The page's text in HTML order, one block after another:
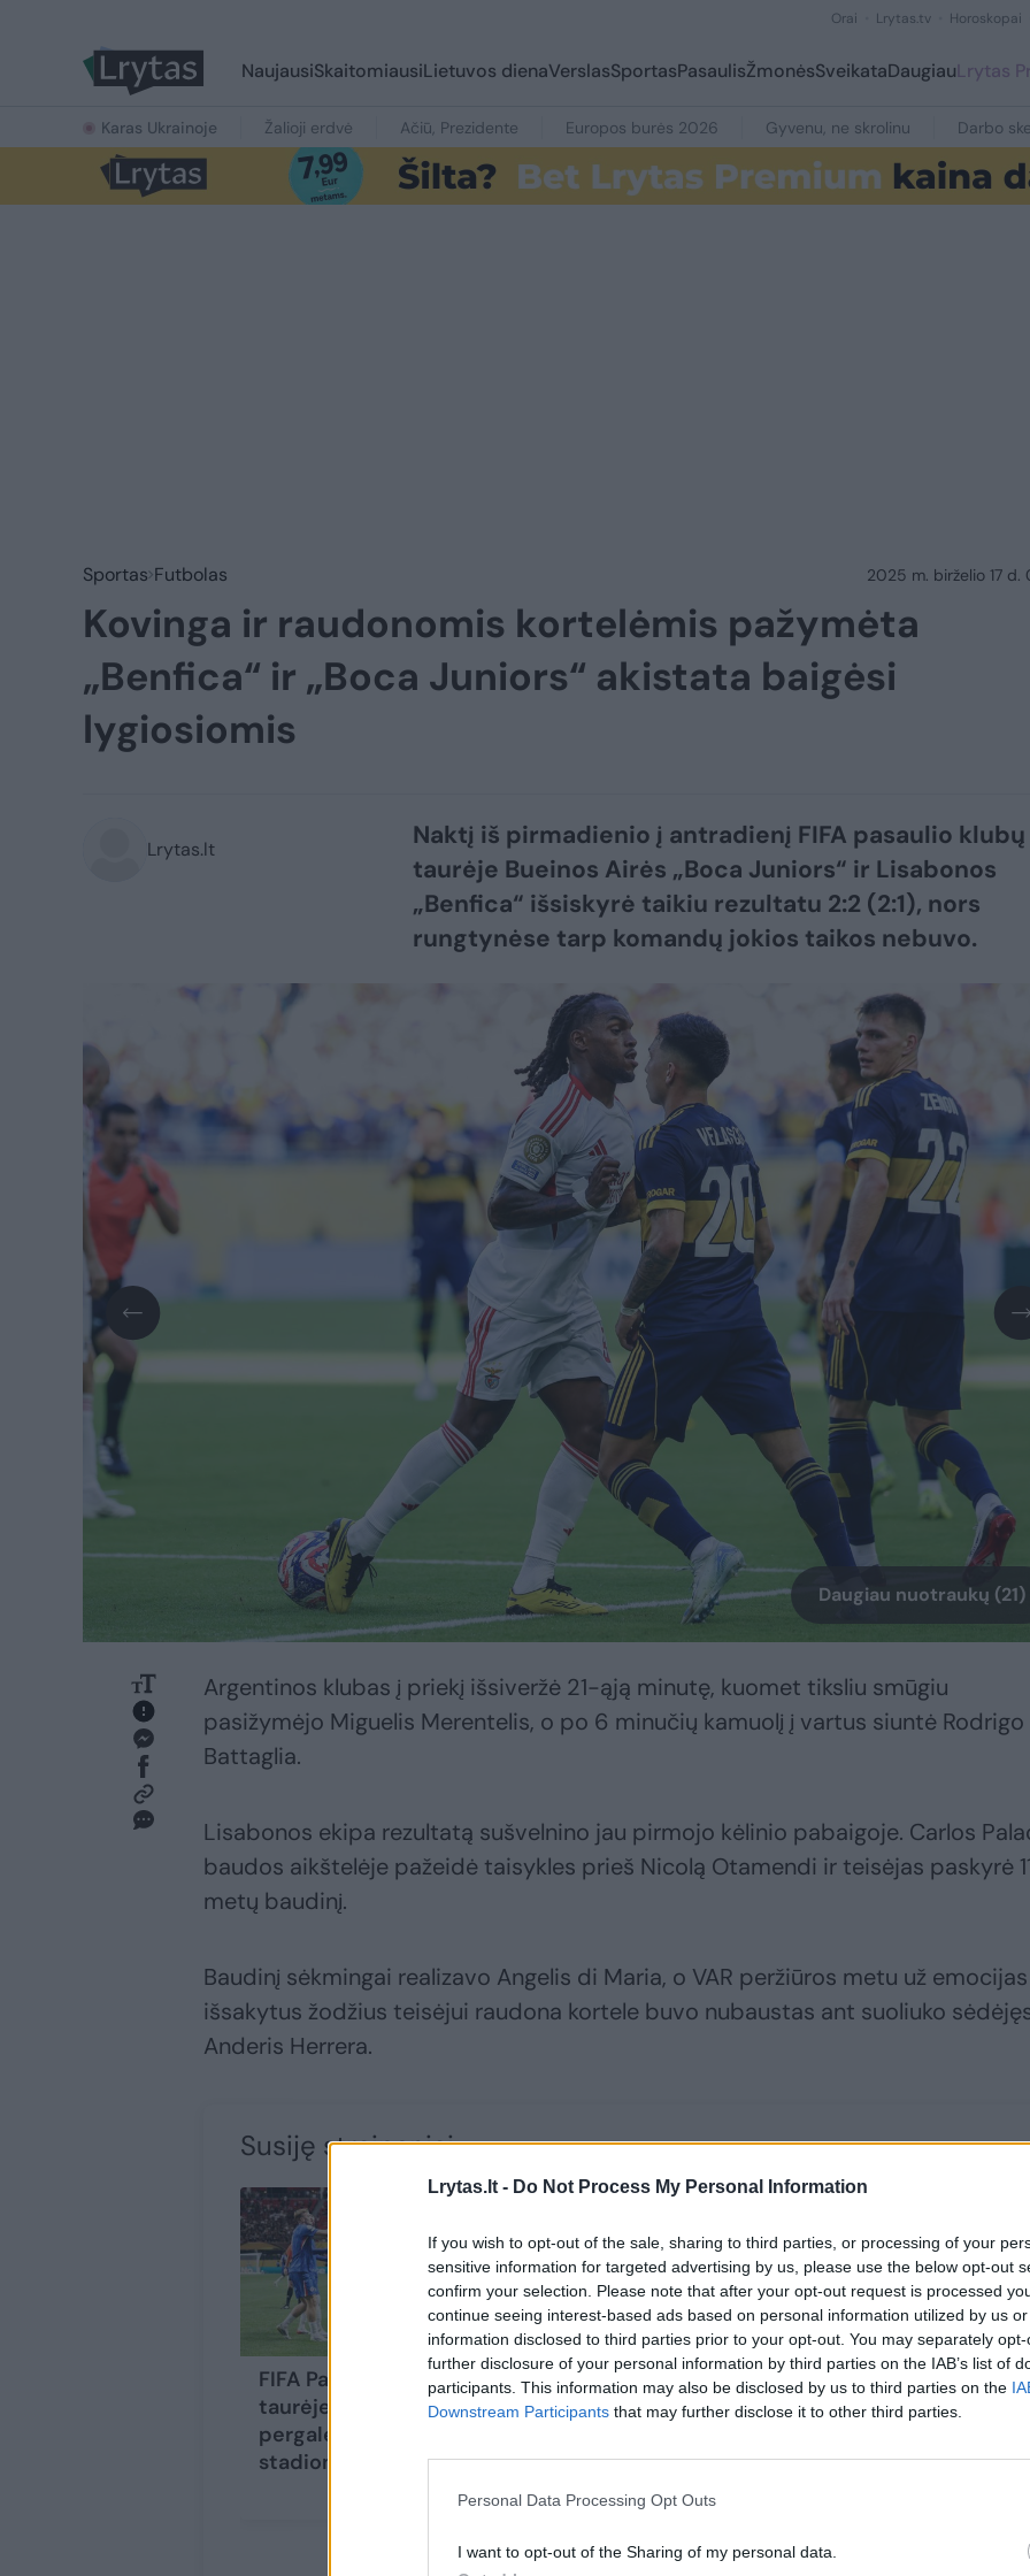
Lrytas.lt - Do Not Process My Personal Information
If you wish to opt-out of the sale, sharing to third parties, or processing of your
sensitive information for targeted advertising by us, please use the below opt-out
confirm your selection. Please note that after your opt-out request is processed
continue seeing interest-based ads based on personal information utilized by us
information disclosed to third parties prior to your opt-out. You may separately
further disclosure of your personal information by third parties on the IAB’s list of
participants. This information may also be disclosed by us to third parties on the
Downstream Participants that may further disclose it to other third parties.
Personal Data Processing Opt Outs
I want to opt-out of the Sharing of my personal data.
Orai Lrytas.tv Horoskopai
NaujausiSkaitomiausiLietuvos dienaVerslasSportasPasaulisŽmonėsSveikataDaugiauLrytas
Karas Ukrainoje Žalioji erdvė Ačiū, Prezidente Europos burės 2026 Gyvenu, ne skrolinu Darbo
Sportas Futbolas 2025 m. birželio 17 d.
Kovinga ir raudonomis kortelėmis pažymėta
„Benfica“ ir „Boca Juniors“ akistata baigėsi
lygiosiomis
Lrytas.lt
Naktį iš pirmadienio į antradienį FIFA pasaulio klubų
taurėje Bueinos Airės „Boca Juniors“ ir Lisabonos
„Benfica“ išsiskyrė taikiu rezultatu 2:2 (2:1), nors
rungtynėse tarp komandų jokios taikos nebuvo.
Daugiau nuotraukų (21)
Argentinos klubas į priekį išsiveržė 21-ąją minutę, kuomet tiksliu smūgiu
pasižymėjo Miguelis Merentelis, o po 6 minučių kamuolį į vartus siuntė Rodrigo
Battaglia.
Lisabonos ekipa rezultatą sušvelnino jau pirmojo kėlinio pabaigoje. Carlos
baudos aikštelėje pažeidė taisykles prieš Nicolą Otamendi ir teisėjas paskyrė
metų baudinį.
Baudinį sėkmingai realizavo Angelis di Maria, o VAR peržiūros metu už
išsakytus žodžius teisėjui raudona kortele buvo nubaustas ant suoliuko
Anderis Herrera.
Susiję straipsniai
FIFA Pasaulio klubų
taurėje – „Chelsea“
pergalė apytuščiame
stadione
Čempionų lygos
laimėtojas „Paris
pasaulio čempionatą
pradėjo
susidorodamas su
mažumoje likusiu
Gėdingas rezultatas
pasaulio klubų
sulygino su stadiono